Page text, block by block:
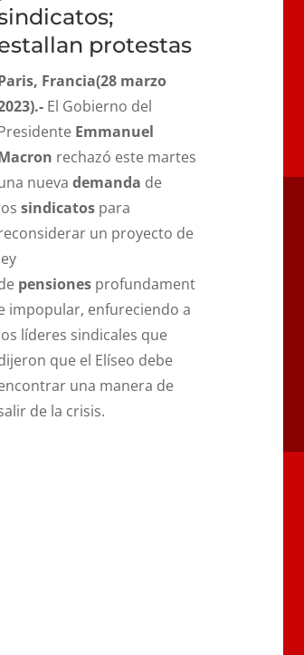
protestas
Francia(28 marzo
El Gobierno del
Emmanuel
rechazó este martes
nueva demanda de
sindicatospara
un proyecto de
pensionesprofundament
impopular, enfureciendo a
líderes sindicales que
que el Elíseo debe
una manera de
de la crisis.